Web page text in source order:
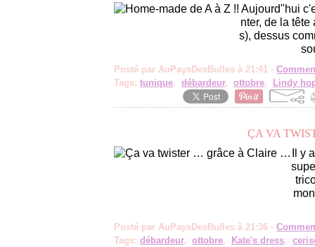
Aujourd"hui
nter, de la
s), dessus
Posté par AuPaysDesBulles à 21:41 -
Tags: tunique, débardeur, ottobre, Lindy
ÇA VA
Il y
Posté par AuPaysDesBulles à 21:36 -
Tags: débardeur, ottobre, Kate's dress,